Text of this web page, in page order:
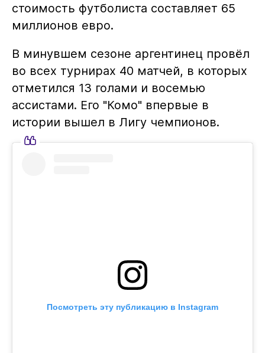
стоимость футболиста составляет 65
миллионов евро.
В минувшем сезоне аргентинец провёл
во всех турнирах 40 матчей, в которых
отметился 13 голами и восемью
ассистами. Его "Комо" впервые в
истории вышел в Лигу чемпионов.
Посмотреть эту публикацию в Instagram